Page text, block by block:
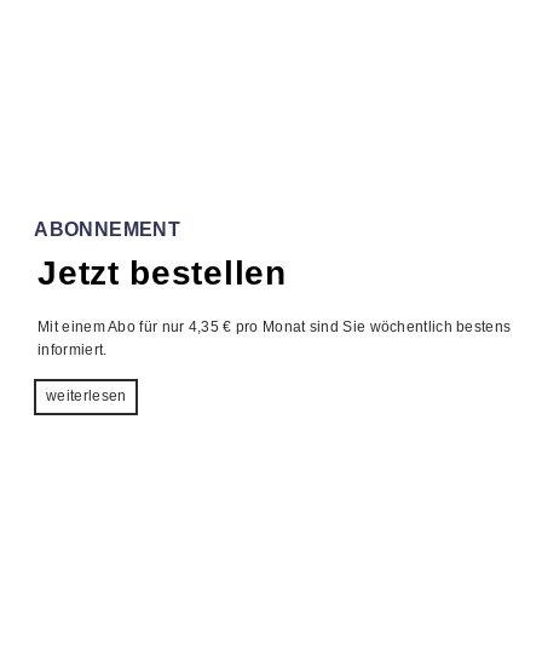
ABONNEMENT
Jetzt bestellen
Mit einem Abo für nur 4,35 € pro Monat sind Sie wöchentlich bestens
informiert.
weiterlesen